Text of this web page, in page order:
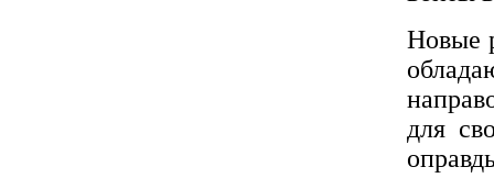
Новые
для